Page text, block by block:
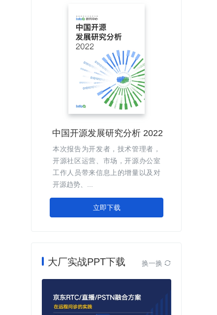
中国开源发展研究分析 2022
本次报告为开发者，技术管理者，
开源社区运营、市场，开源办公室
工作人员带来信息上的增量以及对
开源趋势、...
立即下载
大厂实战PPT下载 换一换 